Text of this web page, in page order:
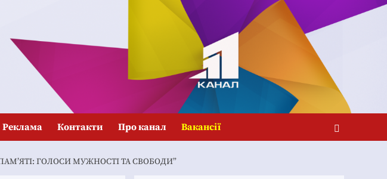
Реклама Контакти Про канал Вакансії
ГОЛОСИ МУЖНОСТІ ТА СВОБОДИ”